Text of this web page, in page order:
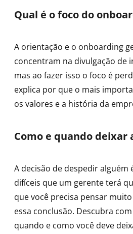
Qual é o foco do
A orientação e o onboarding
concentram na divulgação de
mas ao fazer isso o foco é
explica por que o mais
os valores e a história da
Como e quando
A decisão de despedir alguém
difíceis que um gerente terá
que você precisa pensar
essa conclusão. Descubra
quando e como você deve